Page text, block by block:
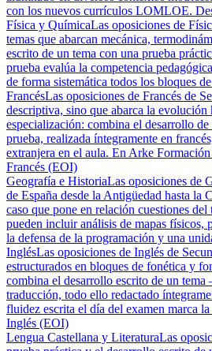
con los nuevos currículos LOMLOE.
Física y QuímicaLas oposiciones de
temas que abarcan mecánica,
escrito de un tema con una prueba
prueba evalúa la competencia
de forma sistemática todos los bloques
FrancésLas oposiciones de Francés de
descriptiva, sino que abarca la evolución
especialización: combina el desarrollo
prueba, realizada íntegramente en
extranjera en el aula. En Arke
Francés (EOI)
Geografía e HistoriaLas oposiciones de
de España desde la Antigüedad hasta
caso que pone en relación cuestiones
pueden incluir análisis de mapas físicos,
la defensa de la programación y una
InglésLas oposiciones de Inglés de
estructurados en bloques de fonética y
combina el desarrollo escrito de un
traducción, todo ello redactado
fluidez escrita el día del examen marca
Inglés (EOI)
Lengua Castellana y LiteraturaLas